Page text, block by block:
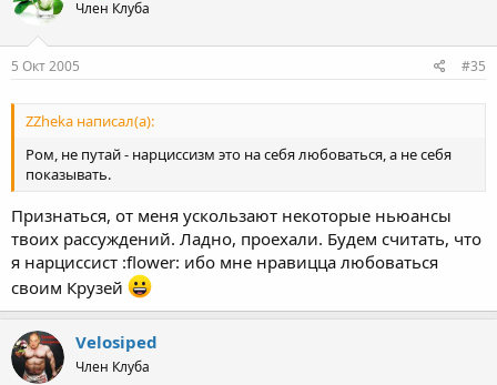
Член Клуба
5 Окт 2005 #35
ZZheka написал(а):
Ром, не путай - нарциссизм это на себя любоваться, а не себя
показывать.
Признаться, от меня ускользают некоторые ньюансы
твоих рассуждений. Ладно, проехали. Будем считать, что
я нарциссист :flower: ибо мне нравицца любоваться
своим Крузей
Velosiped
Член Клуба